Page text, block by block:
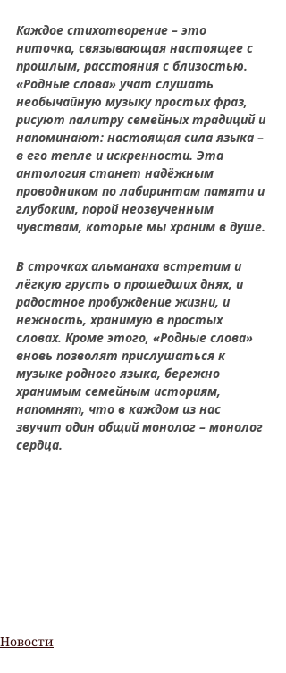
Каждое стихотворение – это
ниточка, связывающая настоящее с
прошлым, расстояния с близостью.
«Родные слова» учат слушать
необычайную музыку простых фраз,
рисуют палитру семейных традиций и
напоминают: настоящая сила языка –
в его тепле и искренности. Эта
антология станет надёжным
проводником по лабиринтам памяти и
глубоким, порой неозвученным
чувствам, которые мы храним в душе.
В строчках альманаха встретим и
лёгкую грусть о прошедших днях, и
радостное пробуждение жизни, и
нежность, хранимую в простых
словах. Кроме этого, «Родные слова»
вновь позволят прислушаться к
музыке родного языка, бережно
хранимым семейным историям,
напомнят, что в каждом из нас
звучит один общий монолог – монолог
сердца.
Новости